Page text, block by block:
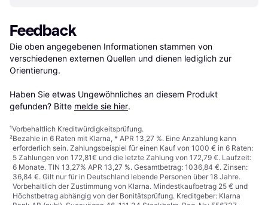
Feedback
Die oben angegebenen Informationen stammen von
verschiedenen externen Quellen und dienen lediglich zur
Orientierung.
Haben Sie etwas Ungewöhnliches an diesem Produkt
gefunden? Bitte melde sie hier.
¹Vorbehaltlich Kreditwürdigkeitsprüfung.
²Bezahle in 6 Raten mit Klarna, * APR 13,27 %. Eine Anzahlung kann
erforderlich sein. Zahlungsbeispiel für einen Kauf von 1000 € in 6 Raten:
5 Zahlungen von 172,81€ und die letzte Zahlung von 172,79 €. Laufzeit:
6 Monate. TIN 13,27% APR 13,27 %. Gesamtbetrag: 1036,84 €. Zinsen:
36,84 €. Gilt nur für in Deutschland lebende Personen über 18 Jahre.
Vorbehaltlich der Zustimmung von Klarna. Mindestkaufbetrag 25 € und
Höchstbetrag abhängig von der Bonitätsprüfung. Kreditgeber: Klarna